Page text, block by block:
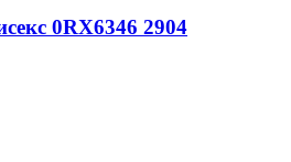
0RX6346 2904